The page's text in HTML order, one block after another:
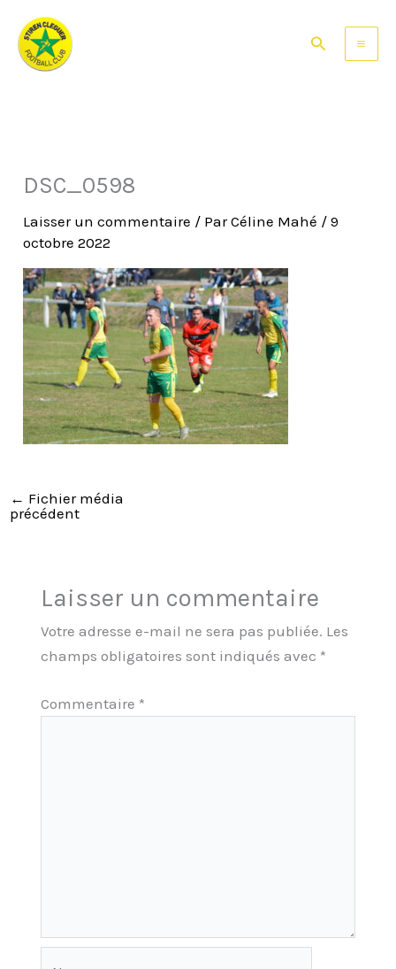
contenu
Rechercher
DSC_0598
Laisser un commentaire / ParCéline Mahé /9
octobre 2022
← Fichier média
précédent
Laisser un commentaire
Votre adresse e-mail ne sera pas publiée. Les
champs obligatoires sont indiqués avec *
Commentaire *